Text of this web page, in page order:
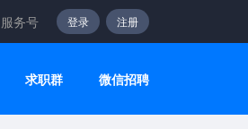
服务号 登录 注册
求职群 微信招聘